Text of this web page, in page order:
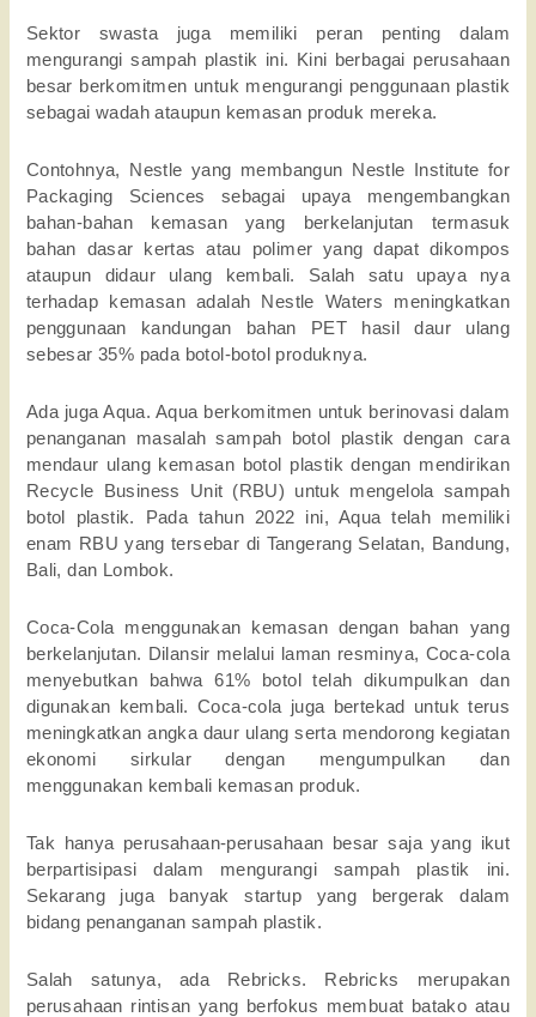
Sektor swasta juga memiliki peran penting dalam
mengurangi sampah plastik ini. Kini berbagai perusahaan
besar berkomitmen untuk mengurangi penggunaan plastik
sebagai wadah ataupun kemasan produk mereka.
Contohnya, Nestle yang membangun Nestle Institute for
Packaging Sciences sebagai upaya mengembangkan
bahan-bahan kemasan yang berkelanjutan termasuk
bahan dasar kertas atau polimer yang dapat dikompos
ataupun didaur ulang kembali. Salah satu upaya nya
terhadap kemasan adalah Nestle Waters meningkatkan
penggunaan kandungan bahan PET hasil daur ulang
sebesar 35% pada botol-botol produknya.
Ada juga Aqua. Aqua berkomitmen untuk berinovasi dalam
penanganan masalah sampah botol plastik dengan cara
mendaur ulang kemasan botol plastik dengan mendirikan
Recycle Business Unit (RBU) untuk mengelola sampah
botol plastik. Pada tahun 2022 ini, Aqua telah memiliki
enam RBU yang tersebar di Tangerang Selatan, Bandung,
Bali, dan Lombok.
Coca-Cola menggunakan kemasan dengan bahan yang
berkelanjutan. Dilansir melalui laman resminya, Coca-cola
menyebutkan bahwa 61% botol telah dikumpulkan dan
digunakan kembali. Coca-cola juga bertekad untuk terus
meningkatkan angka daur ulang serta mendorong kegiatan
ekonomi sirkular dengan mengumpulkan dan
menggunakan kembali kemasan produk.
Tak hanya perusahaan-perusahaan besar saja yang ikut
berpartisipasi dalam mengurangi sampah plastik ini.
Sekarang juga banyak startup yang bergerak dalam
bidang penanganan sampah plastik.
Salah satunya, ada Rebricks. Rebricks merupakan
perusahaan rintisan yang berfokus membuat batako atau